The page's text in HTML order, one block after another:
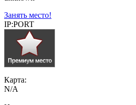
Занять место!
IP:PORT
Карта:
N/A